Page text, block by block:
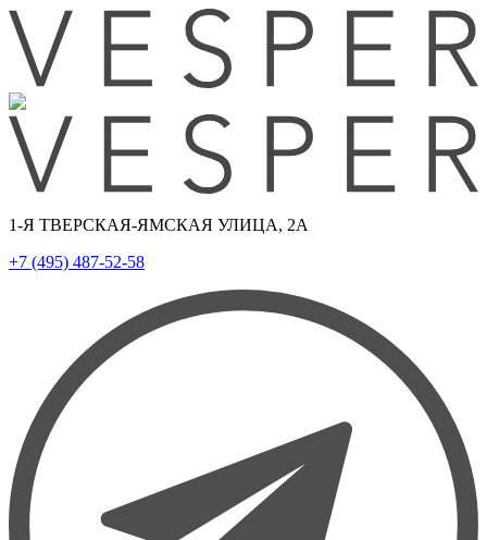
1-Я ТВЕРСКАЯ-ЯМСКАЯ УЛИЦА, 2А
+7 (495) 487-52-58